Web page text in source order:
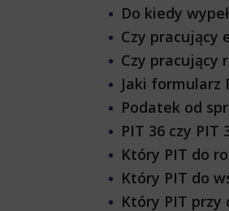
Do kiedy
Czy pracujący
Czy pracujący
Jaki formularz
Podatek od
PIT 36 czy PIT
Który PIT do
Który PIT do
Który PIT przy